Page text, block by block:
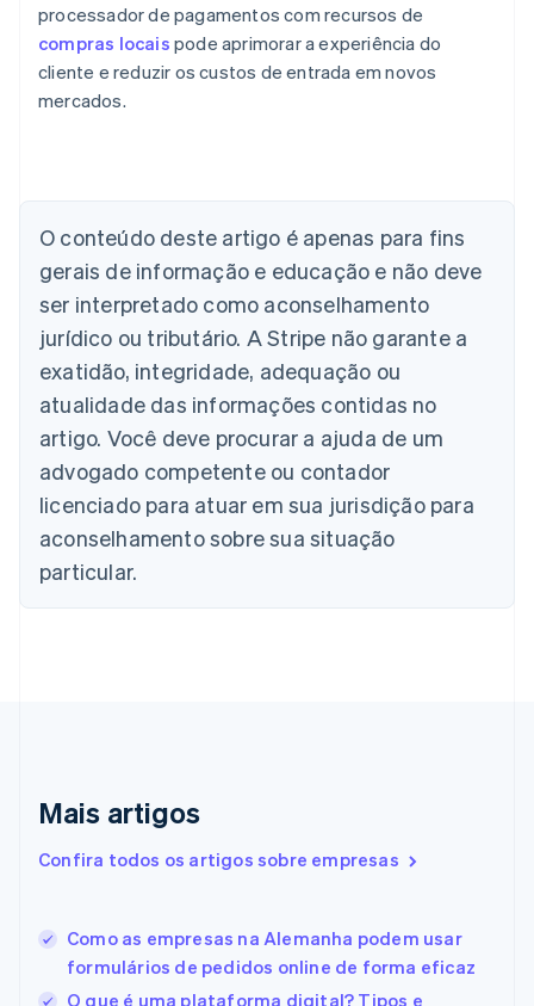
processador de pagamentos com recursos de
compras locais pode aprimorar a experiência do
cliente e reduzir os custos de entrada em novos
mercados.
O conteúdo deste artigo é apenas para fins
gerais de informação e educação e não deve
ser interpretado como aconselhamento
jurídico ou tributário. A Stripe não garante a
exatidão, integridade, adequação ou
atualidade das informações contidas no
artigo. Você deve procurar a ajuda de um
advogado competente ou contador
licenciado para atuar em sua jurisdição para
aconselhamento sobre sua situação
particular.
Mais artigos
Confira todos os artigos sobre empresas
Como as empresas na Alemanha podem usar
formulários de pedidos online de forma eficaz
O que é uma plataforma digital? Tipos e
Austrália
Áustria
DeutschEnglish
Bélgica
English
Brasil
Português English
Bulgária
English
Canadá
English Français
China continental
简体中文 English
Chipre
Croácia
Eslovênia
Espanha
English Español简体中文
Estônia